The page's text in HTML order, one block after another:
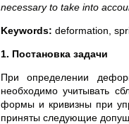
necessary to take into
Keywords: deformation,
1. Постановка задачи
При определении
необходимо учитывать
формы и кривизны при
приняты следующие